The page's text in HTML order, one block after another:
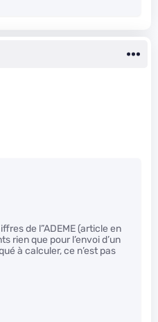
de l”ADEME (article en
rien que pour l’envoi d’un
à calculer, ce n’est pas